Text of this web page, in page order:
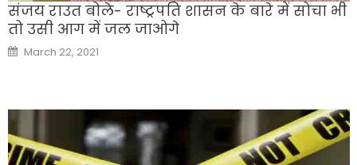
संजय राउत बोले- राष्ट्रपति शासन के बारे में सोचा भी
तो उसी आग में जल जाओगे
Posted
on
March 22, 2021